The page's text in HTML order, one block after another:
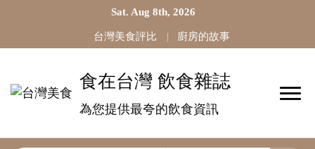
Sat. Aug 8th, 2026
台灣美食評比 廚房的故事
食在台灣 飲食雜誌
為您提供最夸的飲食資訊